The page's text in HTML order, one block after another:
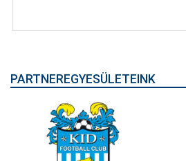
PARTNEREGYESÜLETEINK